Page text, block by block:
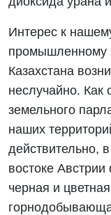
Интерес к
промышленному
Казахстана
неслучайно. Как
земельного
наших
действительно,
востоке
черная и